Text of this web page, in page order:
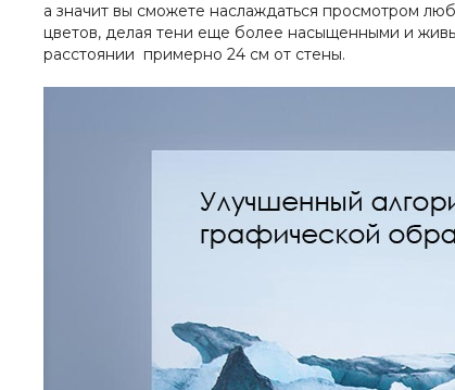
а значит вы сможете наслаждаться просмотром
цветов, делая тени еще более насыщенными и
расстоянии примерно 24 см от стены.